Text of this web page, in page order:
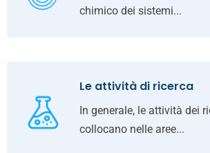
chimico dei sistemi...
Le attività di ricerca
In generale, le attività dei
collocano nelle aree...